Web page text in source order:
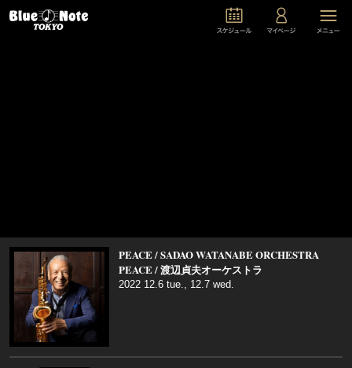
PEACE / SADAO WATANABE ORCHESTRA
PEACE / 渡辺貞夫オーケストラ
2022 12.6 tue., 12.7 wed.